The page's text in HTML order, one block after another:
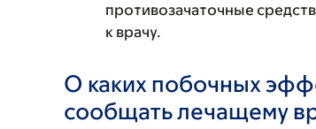
противозачаточные
к врачу.
О каких побочных
сообщать лечащему